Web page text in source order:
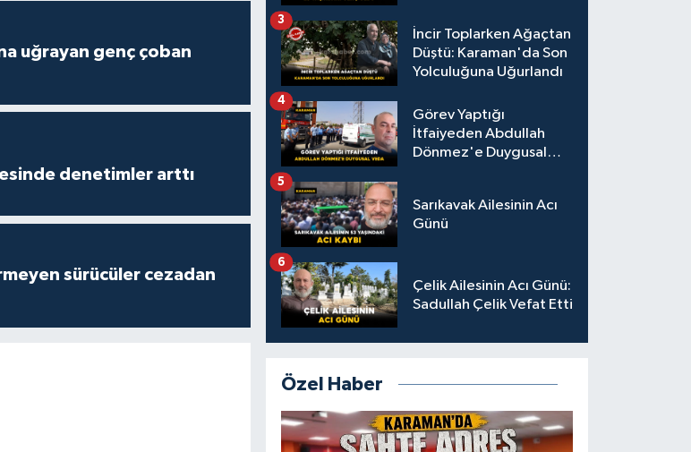
uğrayan genç çoban
denetimler arttı
sürücüler cezadan
İncir Toplarken Ağaçtan
Düştü: Karaman'da Son
Yolculuğuna Uğurlandı
3
Görev Yaptığı
İtfaiyeden Abdullah
Dönmez'e Duygusal
4
Sarıkavak Ailesinin Acı
Günü
5
Çelik Ailesinin Acı Günü:
Sadullah Çelik Vefat Etti
6
Özel Haber